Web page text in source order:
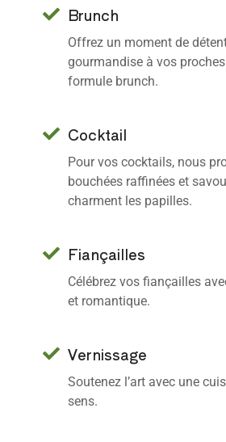
Brunch
Offrez un moment de
gourmandise à vos
formule brunch.
Cocktail
Pour vos cocktails, nous
bouchées raffinées et
charment les papilles.
Fiançailles
Célébrez vos fiançailles
et romantique.
Vernissage
Soutenez l’art avec une
sens.